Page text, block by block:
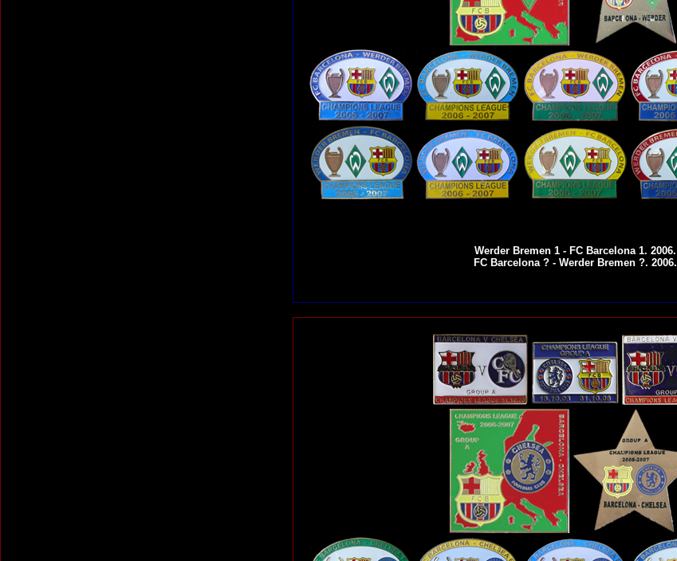
Werder Bremen 1 - FC Barcelona 1. 2006.
FC Barcelona ? - Werder Bremen ?. 2006.